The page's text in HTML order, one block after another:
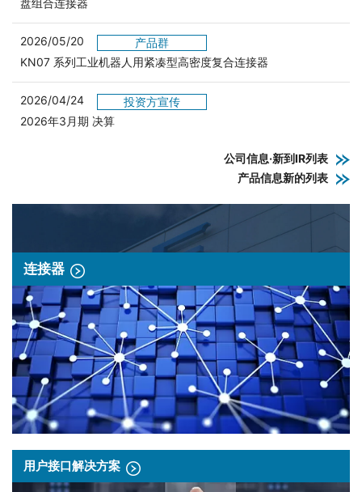
2026/05/20
产品群
KN07 系列工业机器人用紧凑型高密度复合连接器
2026/04/24
投资方宣传
2026年3月期 决算
公司信息·新到IR列表
产品信息新的列表
连接器
用户接口解决方案